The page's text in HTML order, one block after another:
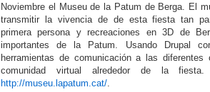
Noviembre el Museu de la Patum de Berga. El
transmitir la vivencia de de esta fiesta tan
primera persona y recreaciones en 3D de
importantes de la Patum. Usando Drupal
herramientas de comunicación a las diferentes
comunidad virtual alrededor de la
http://museu.lapatum.cat/.